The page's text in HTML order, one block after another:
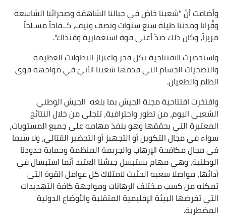
وأضافت أنّ "شعبنا خاض في جبالنا الشاهقة وصحرائنا الشاسعة
وقُرانا ومدننا طيلة سبع سنوات ونصف ونيف، كــفاحاً مسـلحاً
مريراً، وكان ذلك ضدّ أعتى قوة استعمارية وقتذاك".
واستحضرت الافتتاحية بكل فخر واعتزاز البطولات العظيمة
والتضحيات الجسام التي قدمها شعبنا الأبيّ في مواجهة قوى
الظلم والطغيان.
وافتخرت افتتاحية مجلة الجيش بما بلغه الجيش الوطني
الشعبي اليوم، من تطور واحترافية، تتجلى من خلال النتائج
المعتبرة التي يحققها وهو ينفذ مهامه على جميع المستويات،
سواء في مجال التكوين أو التجهيز أو التحضير القتالي، ولا سيما
في مجال مكافحة الإرهاب والجريمة المنظمة وحماية حدودنا
الوطنية، وهي مهام يستبسل جيشنا العتيد أيَّما استبسال في
أدائها، مواصلا سعيه الحثيث لامتلاك كل عوامل القوة التي
تمكنه من كسب مـختلف الرهانات ومواجهة كافة التهديدات
التي تفرضها البيئة الإقليمية المتقلبة والأوضاع الدولية
المضطربة.